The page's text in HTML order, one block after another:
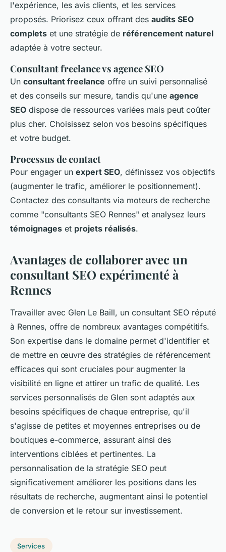
l'expérience, les avis clients, et les services
proposés. Priorisez ceux offrant des audits SEO
complets et une stratégie de référencement naturel
adaptée à votre secteur.
Consultant freelance vs agence SEO
Un consultant freelance offre un suivi personnalisé
et des conseils sur mesure, tandis qu'une agence
SEO dispose de ressources variées mais peut coûter
plus cher. Choisissez selon vos besoins spécifiques
et votre budget.
Processus de contact
Pour engager un expert SEO, définissez vos objectifs
(augmenter le trafic, améliorer le positionnement).
Contactez des consultants via moteurs de recherche
comme "consultants SEO Rennes" et analysez leurs
témoignages et projets réalisés.
Avantages de collaborer avec un
consultant SEO expérimenté à
Rennes
Travailler avec Glen Le Baill, un consultant SEO réputé
à Rennes, offre de nombreux avantages compétitifs.
Son expertise dans le domaine permet d'identifier et
de mettre en œuvre des stratégies de référencement
efficaces qui sont cruciales pour augmenter la
visibilité en ligne et attirer un trafic de qualité. Les
services personnalisés de Glen sont adaptés aux
besoins spécifiques de chaque entreprise, qu'il
s'agisse de petites et moyennes entreprises ou de
boutiques e-commerce, assurant ainsi des
interventions ciblées et pertinentes. La
personnalisation de la stratégie SEO peut
significativement améliorer les positions dans les
résultats de recherche, augmentant ainsi le potentiel
de conversion et le retour sur investissement.
Services